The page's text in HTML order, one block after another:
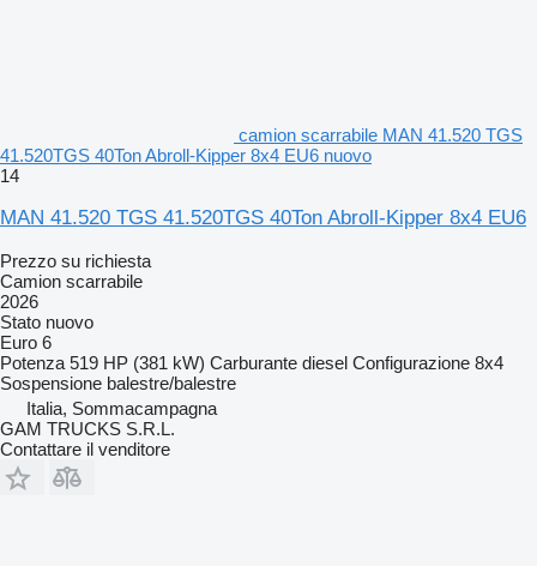
camion scarrabile MAN 41.520 TGS
41.520TGS 40Ton Abroll-Kipper 8x4 EU6 nuovo
14
MAN 41.520 TGS 41.520TGS 40Ton Abroll-Kipper 8x4 EU6
Prezzo su richiesta
Camion scarrabile
2026
Stato nuovo
Euro 6
Potenza 519 HP (381 kW) Carburante diesel Configurazione 8x4
Sospensione balestre/balestre
Italia, Sommacampagna
GAM TRUCKS S.R.L.
Contattare il venditore